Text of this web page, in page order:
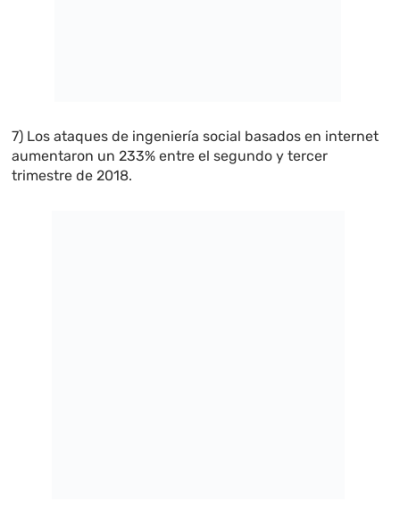
7) Los ataques de ingeniería social basados en internet
aumentaron un 233% entre el segundo y tercer
trimestre de 2018.